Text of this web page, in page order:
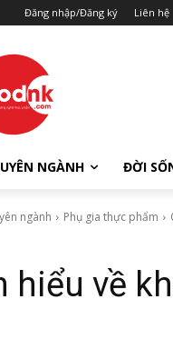
Đăng nhập/Đăng ký Liên hệ
NGÀNH ĐỜI
ngành Phụ gia thực phẩm
hiểu về